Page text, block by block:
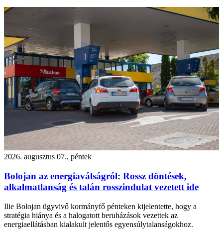
2026. augusztus 07., péntek
Bolojan az energiaválságról: Rossz döntések,
alkalmatlanság és talán rosszindulat vezetett ide
Ilie Bolojan ügyvivő kormányfő pénteken kijelentette, hogy a
stratégia hiánya és a halogatott beruházások vezettek az
energiaellátásban kialakult jelentős egyensúlytalanságokhoz.